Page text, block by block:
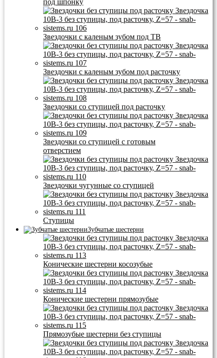
под шпонку
Звездочки с каленым зубом под ТВ
Звездочки с каленым зубом под расточку
Звездочки со ступицей под расточку
Звездочки со ступицей с готовым
отверстием
Звездочки чугунные со ступицей
Ступицы
Зубчатые шестерни
Конические шестерни косозубые
Конические шестерни прямозубые
Прямозубые шестерни без ступицы